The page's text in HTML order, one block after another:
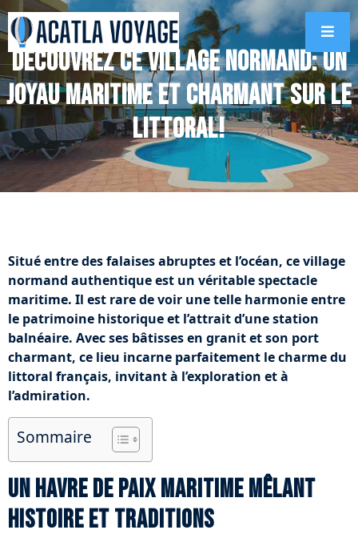
Découvrez ce village normand: Un
joyau maritime et charmant sur le
littoral!
Situé entre des falaises abruptes et l’océan, ce village
normand authentique est un véritable spectacle
maritime. Il est rare de voir une telle harmonie entre
le patrimoine historique et l’attrait d’une station
balnéaire. Avec ses bâtisses en granit et son port
charmant, ce lieu incarne parfaitement le charme du
littoral français, invitant à l’exploration et à
l’admiration.
Sommaire
Un havre de paix maritime mêlant
histoire et traditions